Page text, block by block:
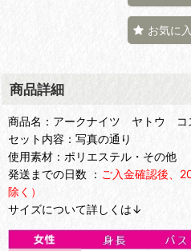
お気に
商品詳細
商品名：アークナイツ ヤトウ コ
セット内容：写真の通り
使用素材：ポリエステル・その他
発送までの日数 ： ご入金確認後、
除く）
サイズについて詳しくは↓